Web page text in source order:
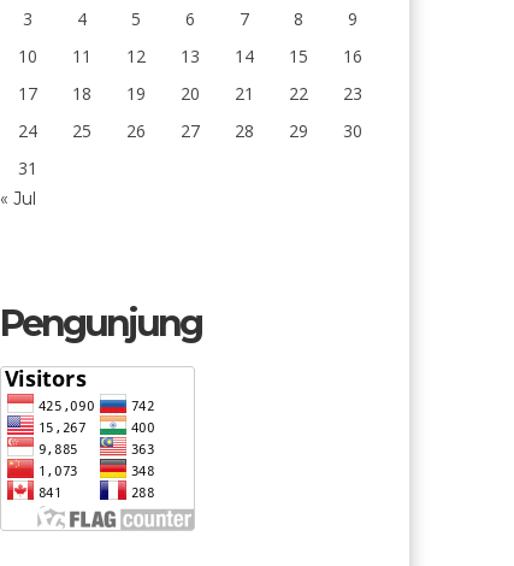
3
4 5 6 7 8
9
10
11 12 13 14 15
16
17
18 19 20 21 22
23
24
25 26 27 28 29
30
31
« Jul
Pengunjung